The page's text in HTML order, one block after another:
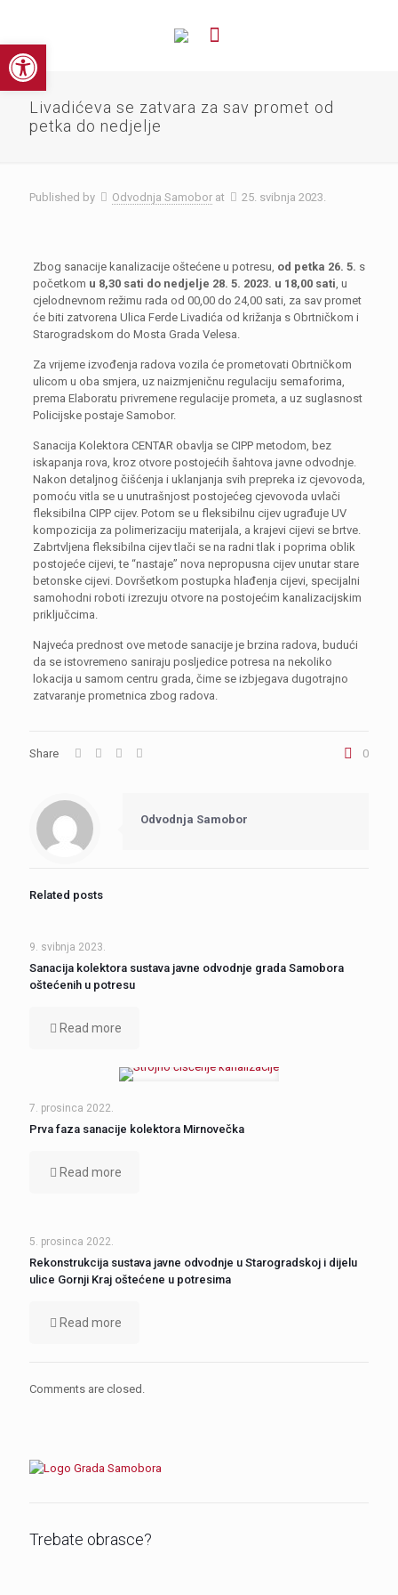
Open toolbar
Livadićeva se zatvara za sav promet od
petka do nedjelje
Published by Odvodnja Samobor at 25. svibnja 2023.
Zbog sanacije kanalizacije oštećene u potresu, od petka 26. 5. s
početkom u 8,30 sati do nedjelje 28. 5. 2023. u 18,00 sati, u
cjelodnevnom režimu rada od 00,00 do 24,00 sati, za sav promet
će biti zatvorena Ulica Ferde Livadića od križanja s Obrtničkom i
Starogradskom do Mosta Grada Velesa.
Za vrijeme izvođenja radova vozila će prometovati Obrtničkom
ulicom u oba smjera, uz naizmjeničnu regulaciju semaforima,
prema Elaboratu privremene regulacije prometa, a uz suglasnost
Policijske postaje Samobor.
Sanacija Kolektora CENTAR obavlja se CIPP metodom, bez
iskapanja rova, kroz otvore postojećih šahtova javne odvodnje.
Nakon detaljnog čišćenja i uklanjanja svih prepreka iz cjevovoda,
pomoću vitla se u unutrašnjost postojećeg cjevovoda uvlači
fleksibilna CIPP cijev. Potom se u fleksibilnu cijev ugrađuje UV
kompozicija za polimerizaciju materijala, a krajevi cijevi se brtve.
Zabrtvljena fleksibilna cijev tlači se na radni tlak i poprima oblik
postojeće cijevi, te “nastaje” nova nepropusna cijev unutar stare
betonske cijevi. Dovršetkom postupka hlađenja cijevi, specijalni
samohodni roboti izrezuju otvore na postojećim kanalizacijskim
priključcima.
Najveća prednost ove metode sanacije je brzina radova, budući
da se istovremeno saniraju posljedice potresa na nekoliko
lokacija u samom centru grada, čime se izbjegava dugotrajno
zatvaranje prometnica zbog radova.
Share 0
Odvodnja Samobor
Related posts
9. svibnja 2023.
Sanacija kolektora sustava javne odvodnje grada Samobora
oštećenih u potresu
Read more
7. prosinca 2022.
Prva faza sanacije kolektora Mirnovečka
Read more
5. prosinca 2022.
Rekonstrukcija sustava javne odvodnje u Starogradskoj i dijelu
ulice Gornji Kraj oštećene u potresima
Read more
Comments are closed.
Trebate obrasce?